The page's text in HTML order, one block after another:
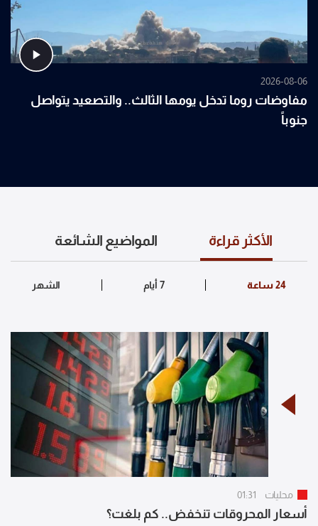
2026-08-06
مفاوضات روما تدخل يومها الثالث.. والتصعيد يتواصل
جنوباً
الأكثر قراءة المواضيع الشائعة
محليات 01:31
أسعار المحروقات تنخفض.. كم بلغت؟